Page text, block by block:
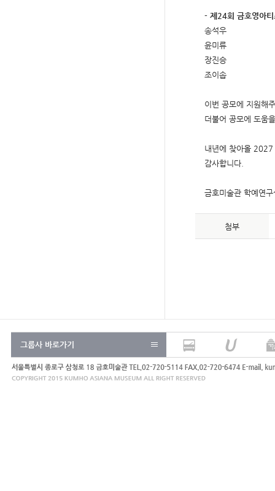
- 제24회 금호영아
송석우
윤미류
장진승
조이솝
이번 공모에 지원해
더불어 공모에 도움
내년에 찾아올 2027
감사합니다.
금호미술관 학예연
첨부
그룹사 바로가기